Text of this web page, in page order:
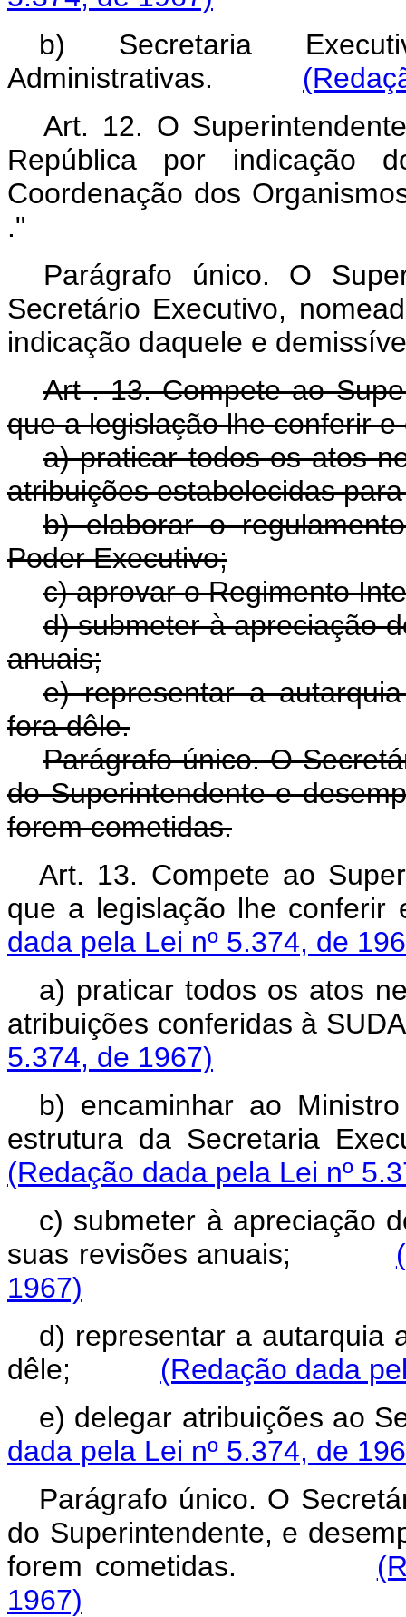
b) Secretaria
Administrativas.
Art. 12. O
República por indicação
Coordenação dos
."
Parágrafo único. O
Secretário Executivo,
indicação daquele e
Art . 13. Compete ao
que a legislação lhe conferir
a) praticar todos os atos
atribuições estabelecidas
b) elaborar o
Poder Executivo;
c) aprovar o Regimento
d) submeter à apreciação
anuais;
e) representar a
fora dêle.
Parágrafo único. O
do Superintendente e
forem cometidas.
Art. 13. Compete ao
que a legislação lhe
dada pela Lei nº 5.374, de
a) praticar todos os atos
atribuições conferidas à
5.374, de 1967)
b) encaminhar ao
estrutura da Secretaria
(Redação dada pela Lei nº
c) submeter à apreciação
suas revisões anuais;
1967)
d) representar a autarquia
dêle; (Redação dada
e) delegar atribuições
dada pela Lei nº 5.374, de
Parágrafo único. O
do Superintendente, e
forem cometidas.
1967)